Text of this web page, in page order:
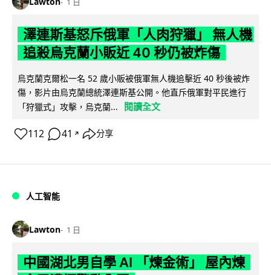
澤連斯基怒斥俄軍「人肉狩獵」 無人機
追殺烏克蘭小販近 40 秒仍被炸傷
烏克蘭克爾松一名 52 歲小販被俄軍無人機追擊近 40 秒後被炸
傷，影片由烏克蘭總統澤連斯基公開。他直斥俄軍對平民進行
「狩獵式」攻擊，烏克蘭...
閱讀全文
112 41 ↗ 分享
人工智能
Lawton 1 日
中國湖北男自學 AI 「煉金術」 屋內煉